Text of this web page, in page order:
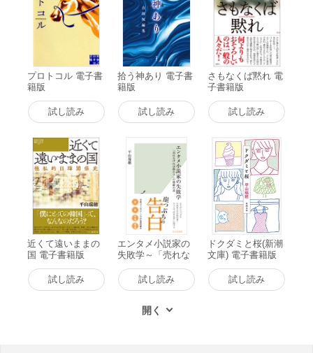
プロトコル 電子書
籍版
試し読み
拾う神あり 電子書
籍版
試し読み
さもなくば黙れ 電
子書籍版
試し読み
近くて遠いままの
国 電子書籍版
試し読み
エンタメ小説家の
失敗学～「売れな
ければ終わり」の
修羅の道～ 電子書
籍版
試し読み
ドクダミと桜(新潮
文庫) 電子書籍版
試し読み